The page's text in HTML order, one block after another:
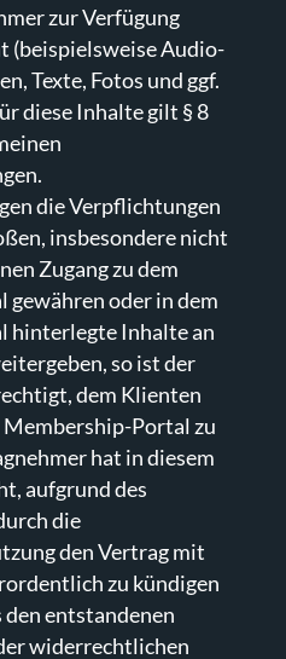
zur Verfügung
(beispielsweise Audio-
Texte, Fotos und ggf.
diese Inhalte gilt § 8
die Verpflichtungen
insbesondere nicht
Zugang zu dem
oder in dem
hinterlegte Inhalte an
so ist der
dem Klienten
Membership-Portal zu
hat in diesem
aufgrund des
die
den Vertrag mit
zu kündigen
entstandenen
widerrechtlichen